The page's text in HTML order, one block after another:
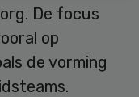
De focus
op
de vorming